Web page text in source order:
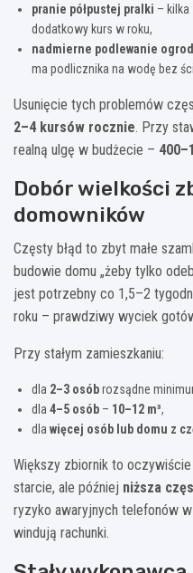
pranie półpustej pralki –
dodatkowy kurs w roku,
nadmierne podlewanie
ma podlicznika na wodę bez
Usunięcie tych problemów
2–4 kursów rocznie. Przy
realną ulgę w budżecie –
Dobór wielkości
domowników
Częsty błąd to zbyt małe
budowie domu „żeby tylko
jest potrzebny co 1,5–2
roku – prawdziwy wyciek
Przy stałym zamieszkaniu:
dla 2–3 osóbrozsądne
dla 4–5 osób – 10–12 m³,
dla więcej osób lub domu z
Większy zbiornik to
starcie, ale później niższa
ryzyko awaryjnych telefonów
windują rachunki.